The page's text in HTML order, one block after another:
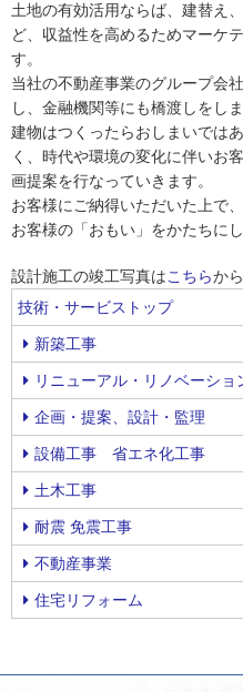
土地の有効活用ならば、建替え
ど、収益性を高めるためマーケ
す。
当社の不動産事業のグループ会
し、金融機関等にも橋渡しをしま
建物はつくったらおしまいでは
く、時代や環境の変化に伴いお
画提案を行なっていきます。
お客様にご納得いただいた上で
お客様の「おもい」をかたちにし
設計施工の竣工写真はこちらから
技術・サービストップ
新築工事
リニューアル・リノベーショ
企画・提案、設計・監理
設備工事 省エネ化工事
土木工事
耐震 免震工事
不動産事業
住宅リフォーム